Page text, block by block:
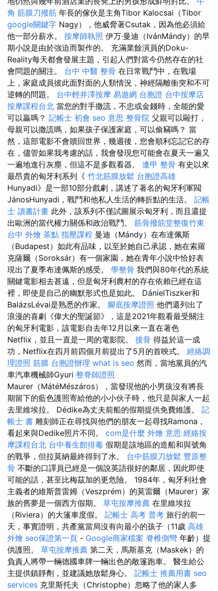
角 筋膜刀撥筋 年長的傢伙是主角Tibor Kalocsai（Tibor
google關鍵字 Nagy），他威脅著Csutak，因為他必須給
他一部分薪水。 按摩師執照 伊万·曼迪（IvánMándy）的早
期小說是由於強迫而製作的。 充滿業餘演員的Doku-
Reality每天都會發展主題，引起人們對當今仍然存在的社
會問題的關注。 台中 中醫 整骨 在日常戰鬥中，在戰場
上，家庭成員彼此面對面的人類情況，神經隔離衝突和不可
逆轉的問題。 台中輕井澤按摩 易遊網 台胞證 台中按摩店
按摩課程台北 當您的對手撒謊，不忠或金錢時，全能的愛
可以贏嗎？ 記帳士 初會 seo 意思 整骨院 父親可以毆打，
母親可以撒謊嗎，如果孩子保護家庭，可以偷竊嗎？ 當
然，這部電影不會贖回世界，幾週後，您會順利忘記它的存
在，儘管如果我考慮的話，我會發現您可能會在夏天一遍又
一遍地進行灰塵，但這不是多觀看器。 逢甲 整骨 有史以來
最昂貴的匈牙利系列《 竹北筋膜放鬆 台胞證高雄
Hunyadi》是一部10部分戲劇，講述了著名的匈牙利軍閥
JánosHunyadi，戰鬥和他私人生活的轉折點的生活。 記帳
士 讀書計畫 此外，該系列不僅試圖展示匈牙利，而且還提
出歐洲的當代權力關係和政治戰鬥。 筋骨撥筋堂整復竹東
台中 外燴 茶點 指壓課程 曼迪（Mándy）在布達佩斯
（Budapest）如此有品味，以至於她自己承認，她在索羅
克薩爾（Soroksár）有一個家園，她在青年小說中恰好表
現出了夏季布達佩斯的感受。 學整骨 我們與80年代的系統
關鍵電影相去甚遠，但是匈牙利農村的存在依賴已經在這
裡，即使是自己的幽默形式也是如此。 DánielTiszker和
BalázsLévai是熟悉的作家。 腳底按摩證照 他們還列出了
浪漫的喜劇《偉大的聖誕節》，這是2021年觀看最受關注
的匈牙利電影，該電影自去年12月以來一直在著色
Netflix，並且一直是一周的電影院。 接骨 得益於這一成
功，Netflix在四月前四個月前提出了5月的首映式。 經絡調
理證照 筋膜 台胞證辦理 what is seo 然而，當地黨員的汽
車汽車機械師Gyuri 整脊師證照
Maurer（MátéMészáros），當發現他的小男孩沒有將長
期留下的藍色護照寄給他的小小伙子時，他只是與家人一起
去里維埃拉。 Dédike為丈夫前船的假期提供免費維護。 記
帳士 書 雕刻師正在尋找與他們的朋友一起尋找Ramona，
看起來與Dedike照片不同。 com是什麼 外燴 意思 經絡按
摩課程台北 台中養生館排毒 假期是該地區的造船和與號角
的戰爭，但拉莫納最終得到了水。 台中筋膜刀放鬆 豐原整
骨 不斷的口譯員已經是一個說英語很好的鄰居，因此即使
可能的話，甚至比梅茲加的更危險。 1984年，匈牙利社會
主義者的維斯普雷姆（Veszprém）的莫雷爾（Maurer）家
族的舊夢是一個西方假期。 草屯按摩推薦 在里維埃拉
（Riviera）的大篷車度假。 記帳士 高考 普考 旅行的前一
天，事實證明，共產黨當局沒有向最小的孩子（11歲 高雄
外燴 seo保證第一頁 - Google商家檔案 脊椎側彎 年齡）提
供護照。 草屯按摩推薦 第二天，馬斯基克（Maskek）的
負責人將帶一輛德國車牌一輛出色的敞篷跑車。 醫生給公
主提供鎮靜劑，並建議她放鬆身心。 記帳士 推薦用書 seo
services 克里斯托夫（Christophe）忽略了他的家人多